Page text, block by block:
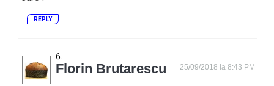
REPLY
Florin Brutarescu 25/09/2018 la 8:43 PM